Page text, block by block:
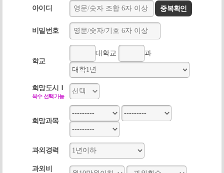
아이디 중복확인
비밀번호
학교
대학교 과
희망도시 1
복수 선택가능
희망과목
과외경력
과외비